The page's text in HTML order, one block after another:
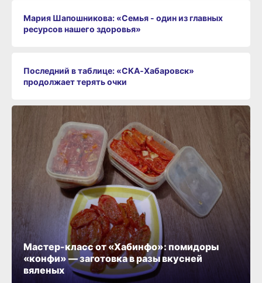
Мария Шапошникова: «Семья - один из главных
ресурсов нашего здоровья»
Последний в таблице: «СКА‑Хабаровск»
продолжает терять очки
Мастер-класс от «Хабинфо»: помидоры
«конфи» — заготовка в разы вкусней
вяленых